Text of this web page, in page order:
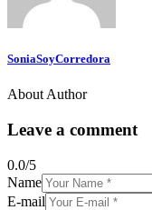
SoniaSoyCorredora
About Author
Leave a comment
0.0/5
Name
E-mail